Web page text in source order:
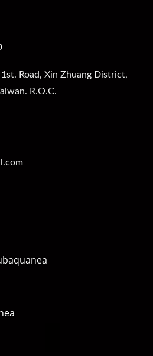
Road, Xin Zhuang District,
R.O.C.